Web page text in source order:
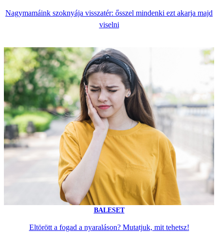
Nagymamáink szoknyája visszatér: ősszel mindenki ezt akarja majd
viselni
BALESET
Eltörött a fogad a nyaraláson? Mutatjuk, mit tehetsz!